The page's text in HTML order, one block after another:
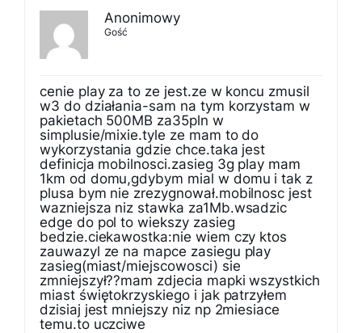
Anonimowy
Gość
cenie play za to ze jest.ze w koncu zmusil
w3 do działania-sam na tym korzystam w
pakietach 500MB za35pln w
simplusie/mixie.tyle ze mam to do
wykorzystania gdzie chce.taka jest
definicja mobilnosci.zasieg 3g play mam
1km od domu,gdybym mial w domu i tak z
plusa bym nie zrezygnował.mobilnosc jest
wazniejsza niz stawka za1Mb.wsadzic
edge do pol to wiekszy zasieg
bedzie.ciekawostka:nie wiem czy ktos
zauwazyl ze na mapce zasiegu play
zasieg(miast/miejscowosci) sie
zmniejszył??mam zdjecia mapki wszystkich
miast świętokrzyskiego i jak patrzyłem
dzisiaj jest mniejszy niz np 2miesiace
temu.to uczciwe